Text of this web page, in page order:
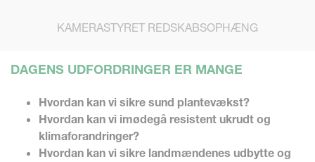
KAMERASTYRET REDSKABSOPHÆNG
DAGENS UDFORDRINGER ER MANGE
Hvordan kan vi sikre sund plantevækst?
Hvordan kan vi imødegå resistent ukrudt og
klimaforandringer?
Hvordan kan vi sikre landmændenes udbytte og